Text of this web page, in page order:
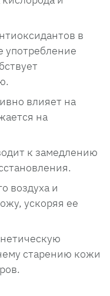
в
употребление
влияет на
на
к замедлению
воздуха и
ускоряя ее
старению кожи